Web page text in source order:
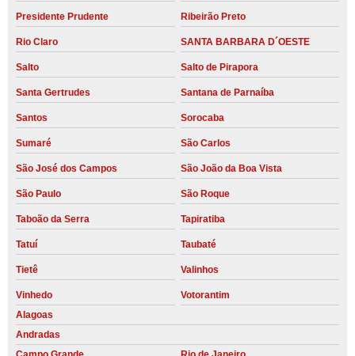
Presidente Prudente Ribeirão Preto
Rio Claro SANTA BARBARA D´OESTE
Salto Salto de Pirapora
Santa Gertrudes Santana de Parnaíba
Santos Sorocaba
Sumaré São Carlos
São José dos Campos São João da Boa Vista
São Paulo São Roque
Taboão da Serra Tapiratiba
Tatuí Taubaté
Tietê Valinhos
Vinhedo
Votorantim
Alagoas
Andradas